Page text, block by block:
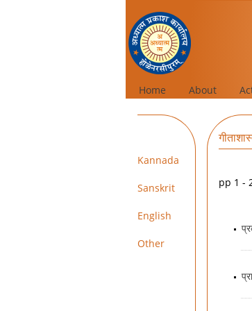
Home About
Kannada
Sanskrit
English
Other
pp 1 -